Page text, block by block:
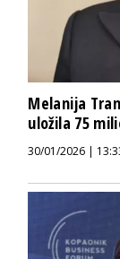
Melanija
uložila 75
30/01/2026 |